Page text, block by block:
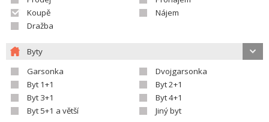
Koupě
Nájem
Dražba
Byty
Garsonka
Dvojgarsonka
Byt 1+1
Byt 2+1
Byt 3+1
Byt 4+1
Byt 5+1 a větší
Jiný byt